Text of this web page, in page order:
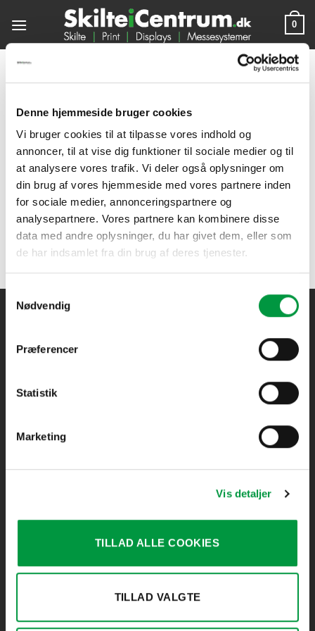
Denne hjemmeside bruger cookies
Vi bruger cookies til at tilpasse vores indhold og
annoncer, til at vise dig funktioner til sociale medier og til
at analysere vores trafik. Vi deler også oplysninger om
din brug af vores hjemmeside med vores partnere inden
for sociale medier, annonceringspartnere og
analysepartnere. Vores partnere kan kombinere disse
data med andre oplysninger, du har givet dem, eller som
de har indsamlet fra din brug af deres tjenester.
Samtykkevalg
Nødvendig
Præferencer
Statistik
Marketing
Vis detaljer
TILLAD ALLE COOKIES
TILLAD VALGTE
indhold
0
thumbnail_height=”160″ thumbnail_crop=”1″
images_per_page=”20″ number_of_columns=”0″
ajax_pagination=”0″ show_all_in_lightbox=”0″
use_imagebrowser_effect=”0″ show_slideshow_link=”1″
slideshow_link_text=”[Show slideshow] ”
order_by=”sortorder” order_direction=”ASC”
returns=”included” maximum_entity_count=”500″
display_type=”photocrati-nextgen_basic_thumbnails”]
Tlf.:30 69 29 25
info@skilteicentrum.dk
OmSkilteiCentrum
Cookie & Privatlivspolitik
Kontakt